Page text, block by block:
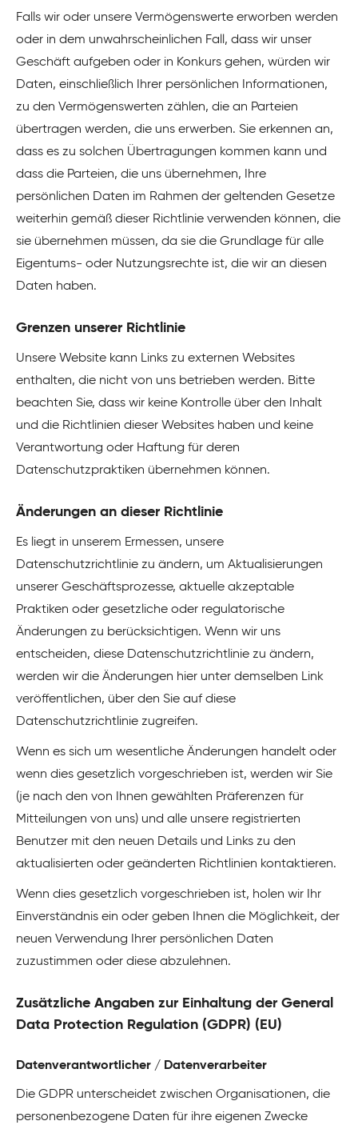
Falls wir oder unsere Vermögenswerte erworben werden
oder in dem unwahrscheinlichen Fall, dass wir unser
Geschäft aufgeben oder in Konkurs gehen, würden wir
Daten, einschließlich Ihrer persönlichen Informationen,
zu den Vermögenswerten zählen, die an Parteien
übertragen werden, die uns erwerben. Sie erkennen an,
dass es zu solchen Übertragungen kommen kann und
dass die Parteien, die uns übernehmen, Ihre
persönlichen Daten im Rahmen der geltenden Gesetze
weiterhin gemäß dieser Richtlinie verwenden können, die
sie übernehmen müssen, da sie die Grundlage für alle
Eigentums- oder Nutzungsrechte ist, die wir an diesen
Daten haben.
Grenzen unserer Richtlinie
Unsere Website kann Links zu externen Websites
enthalten, die nicht von uns betrieben werden. Bitte
beachten Sie, dass wir keine Kontrolle über den Inhalt
und die Richtlinien dieser Websites haben und keine
Verantwortung oder Haftung für deren
Datenschutzpraktiken übernehmen können.
Änderungen an dieser Richtlinie
Es liegt in unserem Ermessen, unsere
Datenschutzrichtlinie zu ändern, um Aktualisierungen
unserer Geschäftsprozesse, aktuelle akzeptable
Praktiken oder gesetzliche oder regulatorische
Änderungen zu berücksichtigen. Wenn wir uns
entscheiden, diese Datenschutzrichtlinie zu ändern,
werden wir die Änderungen hier unter demselben Link
veröffentlichen, über den Sie auf diese
Datenschutzrichtlinie zugreifen.
Wenn es sich um wesentliche Änderungen handelt oder
wenn dies gesetzlich vorgeschrieben ist, werden wir Sie
(je nach den von Ihnen gewählten Präferenzen für
Mitteilungen von uns) und alle unsere registrierten
Benutzer mit den neuen Details und Links zu den
aktualisierten oder geänderten Richtlinien kontaktieren.
Wenn dies gesetzlich vorgeschrieben ist, holen wir Ihr
Einverständnis ein oder geben Ihnen die Möglichkeit, der
neuen Verwendung Ihrer persönlichen Daten
zuzustimmen oder diese abzulehnen.
Zusätzliche Angaben zur Einhaltung der General
Data Protection Regulation (GDPR) (EU)
Datenverantwortlicher / Datenverarbeiter
Die GDPR unterscheidet zwischen Organisationen, die
personenbezogene Daten für ihre eigenen Zwecke